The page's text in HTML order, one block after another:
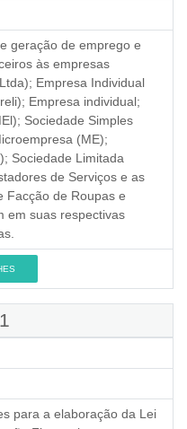
geração de emprego e
às empresas
Empresa Individual
Empresa individual;
Sociedade Simples
(ME);
Sociedade Limitada
de Serviços e as
Facção de Roupas e
em suas respectivas
para a elaboração da Lei